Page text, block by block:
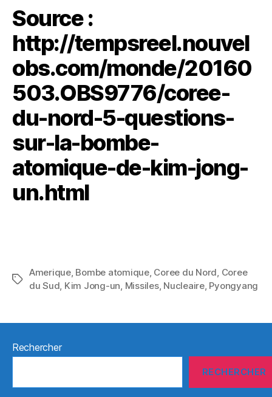
Source :
http://tempsreel.nouvel
obs.com/monde/20160
503.OBS9776/coree-
du-nord-5-questions-
sur-la-bombe-
atomique-de-kim-jong-
un.html
Étiquettes
Amerique, Bombe atomique, Coree du Nord, Coree
du Sud, Kim Jong-un, Missiles, Nucleaire, Pyongyang
Rechercher
RECHERCHER